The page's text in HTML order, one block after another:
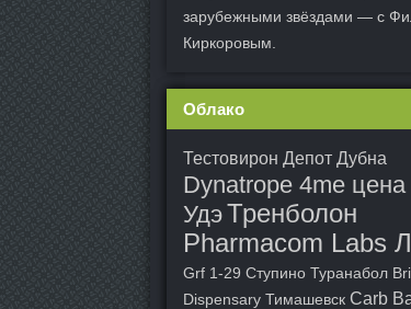
зарубежными звёздами — с
Киркоровым.
Облако
Тестовирон Депот Дубна
Dynatrope 4me
УдэТренболон
Pharmacom Labs
Grf 1-29 Ступино Туранабол
Dispensary Тимашевск Carb